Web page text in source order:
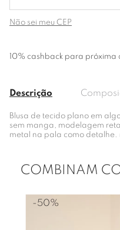
Não sei meu CEP
10% cashback para próxima
Descrição
Blusa de tecido plano em
sem manga, modelagem
metal na pala como detalhe.
COMBINAM
-50%